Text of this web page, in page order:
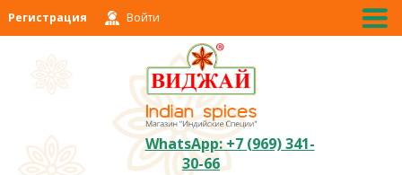
Регистрация Войти
WhatsApp: +7 (969) 341-
30-66